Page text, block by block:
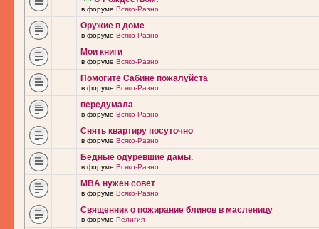
в форуме Всяко-Разно
Оружие в доме
в форуме Всяко-Разно
Мои книги
в форуме Всяко-Разно
Помогите Сабине пожалуйста
в форуме Всяко-Разно
передумала
в форуме Всяко-Разно
Снять квартиру посуточно
в форуме Всяко-Разно
Бедные одуревшие дамы.
в форуме Всяко-Разно
MBA нужен совет
в форуме Всяко-Разно
Священник о пожирание блинов в масленицу
в форуме Религия